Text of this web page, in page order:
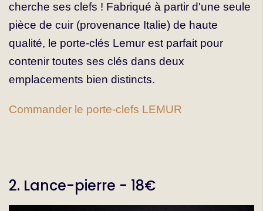
cherche ses clefs ! Fabriqué à partir d'une seule
pièce de cuir (provenance Italie) de haute
qualité, le porte-clés Lemur est parfait pour
contenir toutes ses clés dans deux
emplacements bien distincts.
Commander le porte-clefs LEMUR
2. Lance-pierre - 18€